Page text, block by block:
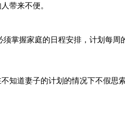
带来不便。
掌握家庭的日程安排，计划每
知道妻子的计划的情况下不假